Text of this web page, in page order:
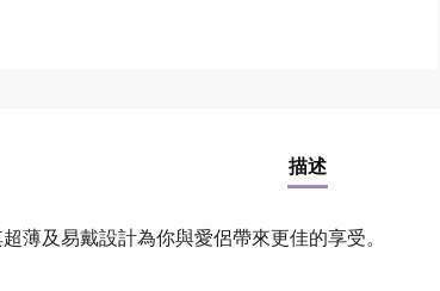
描述
薄及易戴設計為你與愛侶帶來更佳的享受。